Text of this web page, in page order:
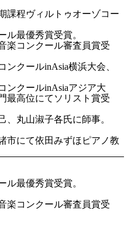
課程ヴィルトゥオーゾコー
ル最優秀賞受賞。
楽コンクール審査員賞受
クールinAsia横浜大会、
ンクールinAsiaアジア大
最高位にてソリスト賞受
、丸山淑子各氏に師事。
市にて依田みずほピアノ教
ル最優秀賞受賞。
楽コンクール審査員賞受